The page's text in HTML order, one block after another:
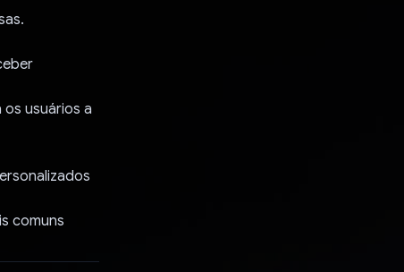
os usuários a
comuns